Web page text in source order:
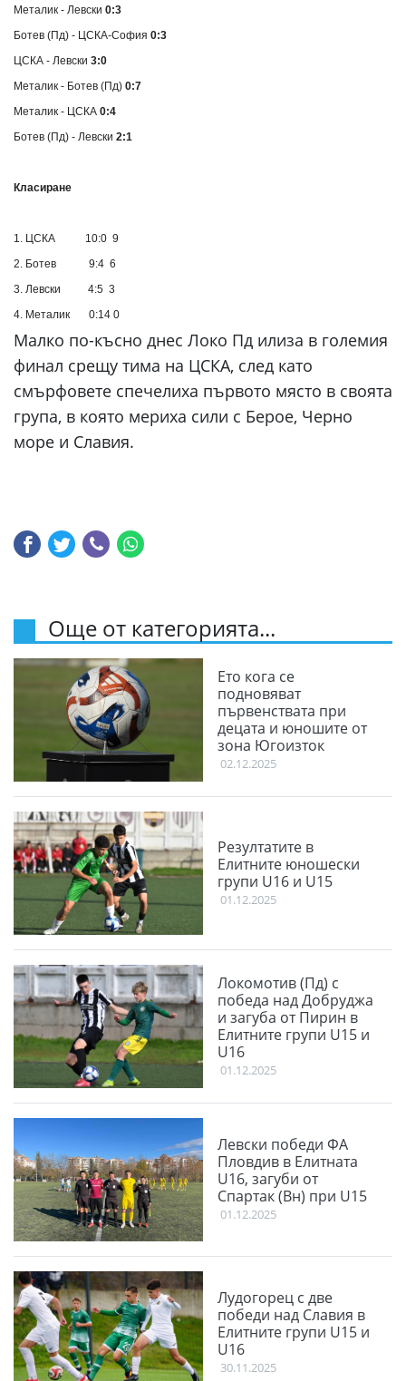
Металик - Левски 0:3
Ботев (Пд) - ЦСКА-София 0:3
ЦСКА - Левски 3:0
Металик - Ботев (Пд) 0:7
Металик - ЦСКА 0:4
Ботев (Пд) - Левски 2:1
Класиране
1. ЦСКА 10:0 9
2. Ботев 9:4 6
3. Левски 4:5 3
4. Металик 0:14 0
Малко по-късно днес Локо Пд илиза в големия
финал срещу тима на ЦСКА, след като
смърфовете спечелиха първото място в своята
група, в която мериха сили с Берое, Черно
море и Славия.
Още от категорията...
Ето кога се
подновяват
първенствата при
децата и юношите от
зона Югоизток
02.12.2025
Резултатите в
Елитните юношески
групи U16 и U15
01.12.2025
Локомотив (Пд) с
победа над Добруджа
и загуба от Пирин в
Елитните групи U15 и
U16
01.12.2025
Левски победи ФА
Пловдив в Елитната
U16, загуби от
Спартак (Вн) при U15
01.12.2025
Лудогорец с две
победи над Славия в
Елитните групи U15 и
U16
30.11.2025